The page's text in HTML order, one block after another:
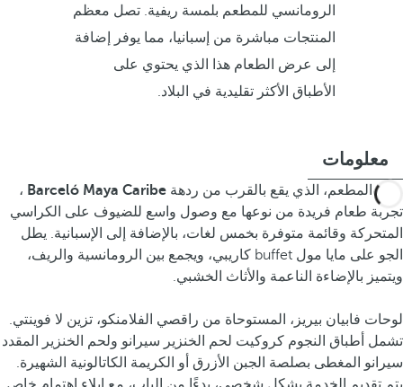
الرومانسي للمطعم بلمسة ريفية. تصل معظم
المنتجات مباشرة من إسبانيا، مما يوفر إضافة
إلى عرض الطعام هذا الذي يحتوي على
الأطباق الأكثر تقليدية في البلاد.
معلومات
يقدم المطعم، الذي يقع بالقرب من ردهة Barceló Maya Caribe ،
تجربة طعام فريدة من نوعها مع وصول واسع للضيوف على الكراسي
المتحركة وقائمة متوفرة بخمس لغات، بالإضافة إلى الإسبانية. يطل
الجو على مايا مول buffet كاريبي، ويجمع بين الرومانسية والريف،
ويتميز بالإضاءة الناعمة والأثاث الخشبي.
لوحات فابيان بيريز، المستوحاة من راقصي الفلامنكو، تزين لا فوينتي.
تشمل أطباق النجوم كروكيت لحم الخنزير سيرانو ولحم الخنزير المقدد
سيرانو المغطى بصلصة الجبن الأزرق أو الكريمة الكاتالونية الشهيرة.